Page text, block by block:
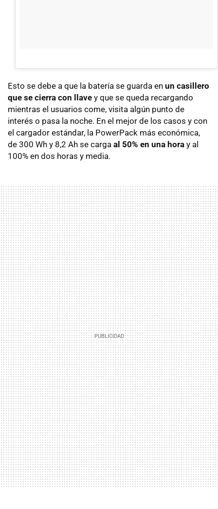
Esto se debe a que la batería se guarda en un casillero
que se cierra con llave y que se queda recargando
mientras el usuarios come, visita algún punto de
interés o pasa la noche. En el mejor de los casos y con
el cargador estándar, la PowerPack más económica,
de 300 Wh y 8,2 Ah se carga al 50% en una hora y al
100% en dos horas y media.